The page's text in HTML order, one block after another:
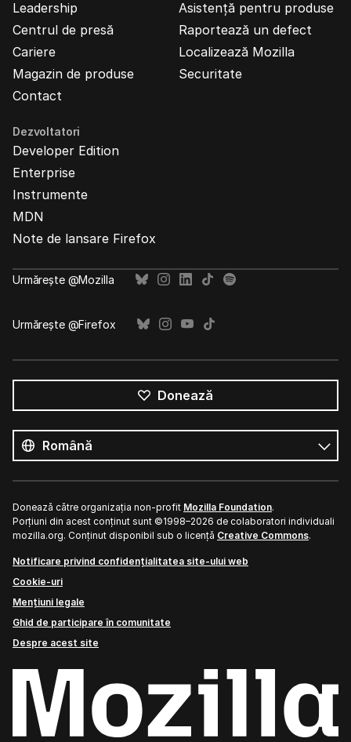
Leadership
Centrul de presă
Cariere
Magazin de produse
Contact
Asistență pentru produse
Raportează un defect
Localizează Mozilla
Securitate
Dezvoltatori
Developer Edition
Enterprise
Instrumente
MDN
Note de lansare Firefox
Urmărește @Mozilla
Urmărește @Firefox
Donează
limbile
Limbă
Donează către organizația non-profit Mozilla Foundation.
Porțiuni din acest conținut sunt ©1998–2026 de colaboratori individuali
mozilla.org. Conținut disponibil sub o licență Creative Commons.
Notificare privind confidențialitatea site-ului web
Cookie-uri
Mențiuni legale
Ghid de participare în comunitate
Despre acest site